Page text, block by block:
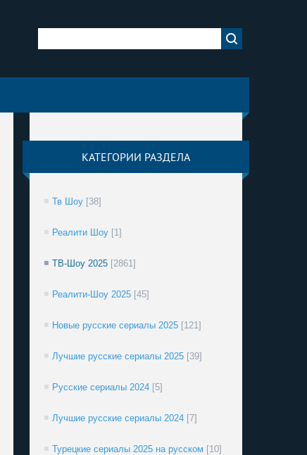
КАТЕГОРИИ РАЗДЕЛА
Тв Шоу [38]
Реалити Шоу [1]
ТВ-Шоу 2025 [2861]
Реалити-Шоу 2025 [45]
Новые русские сериалы 2025 [121]
Лучшие русские сериалы 2025 [39]
Русские сериалы 2024 [5]
Лучшие русские сериалы 2024 [7]
Турецкие сериалы 2025 на русском [10]